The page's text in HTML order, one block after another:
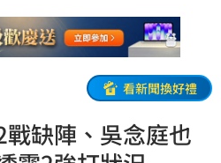
看新聞換好禮
缺陣、吳念庭也